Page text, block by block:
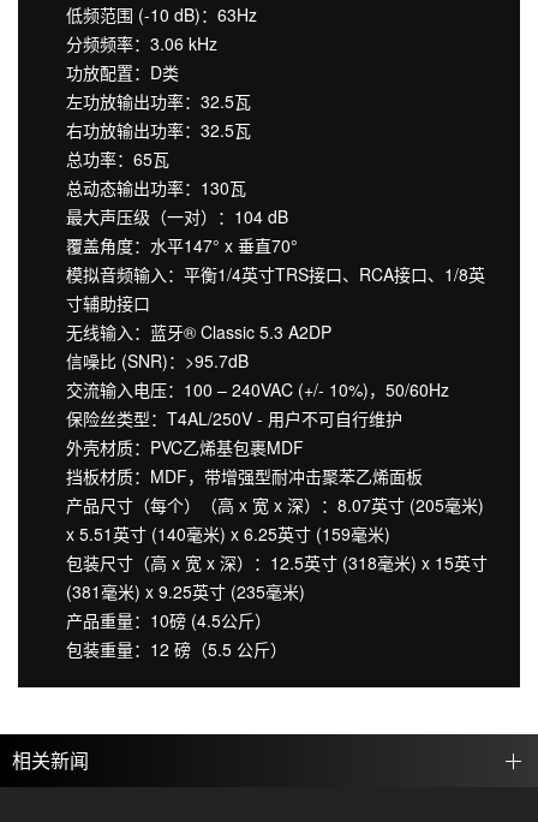
低频范围 (-10 dB)：63Hz
分频频率：3.06 kHz
功放配置：D类
左功放输出功率：32.5瓦
右功放输出功率：32.5瓦
总功率：65瓦
总动态输出功率：130瓦
最大声压级（一对）：104 dB
覆盖角度：水平147° x 垂直70°
模拟音频输入：平衡1/4英寸TRS接口、RCA接口、1/8英
寸辅助接口
无线输入：蓝牙® Classic 5.3 A2DP
信噪比 (SNR)：>95.7dB
交流输入电压：100 – 240VAC (+/- 10%)，50/60Hz
保险丝类型：T4AL/250V - 用户不可自行维护
外壳材质：PVC乙烯基包裹MDF
挡板材质：MDF，带增强型耐冲击聚苯乙烯面板
产品尺寸（每个）（高 x 宽 x 深）：8.07英寸 (205毫米)
x 5.51英寸 (140毫米) x 6.25英寸 (159毫米)
包装尺寸（高 x 宽 x 深）：12.5英寸 (318毫米) x 15英寸
(381毫米) x 9.25英寸 (235毫米)
产品重量：10磅 (4.5公斤）
包装重量：12 磅（5.5 公斤）
相关新闻